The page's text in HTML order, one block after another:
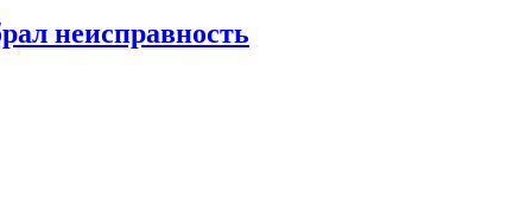
неисправность